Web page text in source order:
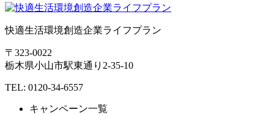
快適生活環境創造企業ライフプラン
〒323-0022
栃木県小山市駅東通り2-35-10
TEL: 0120-34-6557
キャンペーン一覧